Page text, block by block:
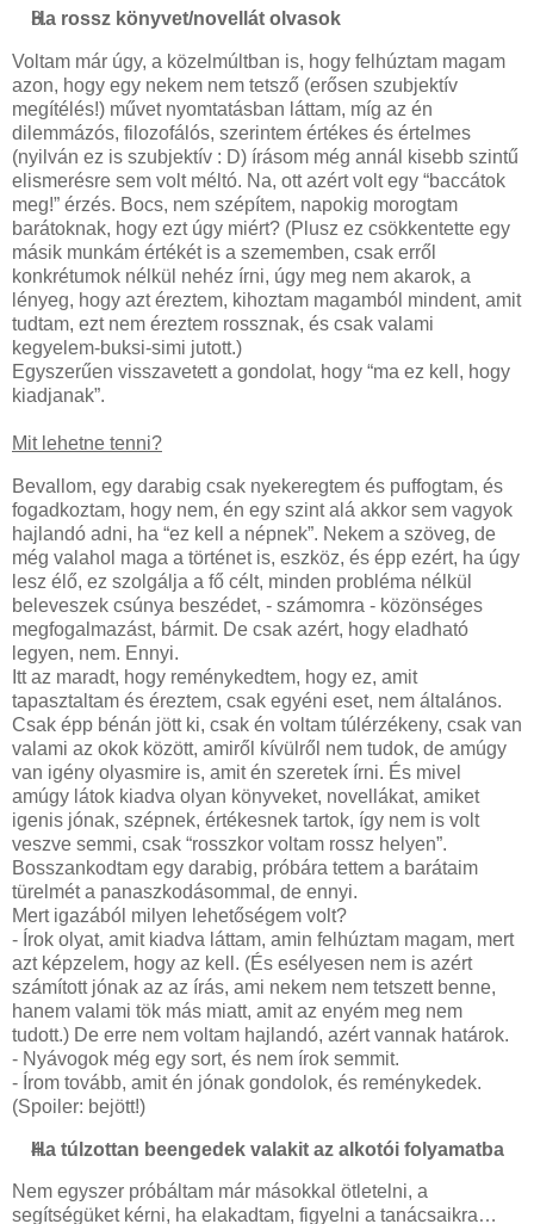
Ha rossz könyvet/novellát olvasok
Voltam már úgy, a közelmúltban is, hogy felhúztam magam
azon, hogy egy nekem nem tetsző (erősen szubjektív
megítélés!) művet nyomtatásban láttam, míg az én
dilemmázós, filozofálós, szerintem értékes és értelmes
(nyilván ez is szubjektív : D) írásom még annál kisebb szintű
elismerésre sem volt méltó. Na, ott azért volt egy “baccátok
meg!” érzés. Bocs, nem szépítem, napokig morogtam
barátoknak, hogy ezt úgy miért? (Plusz ez csökkentette egy
másik munkám értékét is a szememben, csak erről
konkrétumok nélkül nehéz írni, úgy meg nem akarok, a
lényeg, hogy azt éreztem, kihoztam magamból mindent, amit
tudtam, ezt nem éreztem rossznak, és csak valami
kegyelem-buksi-simi jutott.)
Egyszerűen visszavetett a gondolat, hogy “ma ez kell, hogy
kiadjanak”.
Mit lehetne tenni?
Bevallom, egy darabig csak nyekeregtem és puffogtam, és
fogadkoztam, hogy nem, én egy szint alá akkor sem vagyok
hajlandó adni, ha “ez kell a népnek”. Nekem a szöveg, de
még valahol maga a történet is, eszköz, és épp ezért, ha úgy
lesz élő, ez szolgálja a fő célt, minden probléma nélkül
beleveszek csúnya beszédet, - számomra - közönséges
megfogalmazást, bármit. De csak azért, hogy eladható
legyen, nem. Ennyi.
Itt az maradt, hogy reménykedtem, hogy ez, amit
tapasztaltam és éreztem, csak egyéni eset, nem általános.
Csak épp bénán jött ki, csak én voltam túlérzékeny, csak van
valami az okok között, amiről kívülről nem tudok, de amúgy
van igény olyasmire is, amit én szeretek írni. És mivel
amúgy látok kiadva olyan könyveket, novellákat, amiket
igenis jónak, szépnek, értékesnek tartok, így nem is volt
veszve semmi, csak “rosszkor voltam rossz helyen”.
Bosszankodtam egy darabig, próbára tettem a barátaim
türelmét a panaszkodásommal, de ennyi.
Mert igazából milyen lehetőségem volt?
- Írok olyat, amit kiadva láttam, amin felhúztam magam, mert
azt képzelem, hogy az kell. (És esélyesen nem is azért
számított jónak az az írás, ami nekem nem tetszett benne,
hanem valami tök más miatt, amit az enyém meg nem
tudott.) De erre nem voltam hajlandó, azért vannak határok.
- Nyávogok még egy sort, és nem írok semmit.
- Írom tovább, amit én jónak gondolok, és reménykedek.
(Spoiler: bejött!)
Ha túlzottan beengedek valakit az alkotói folyamatba
Nem egyszer próbáltam már másokkal ötletelni, a
segítségüket kérni, ha elakadtam, figyelni a tanácsaikra…